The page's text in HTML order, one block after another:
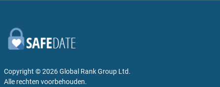
Copyright © 2026Global Rank Group Ltd.
Alle rechten voorbehouden.